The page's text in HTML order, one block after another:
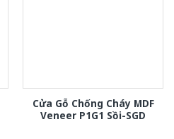
Cửa Gỗ Chống Cháy MDF
Veneer P1G1 Sồi-SGD